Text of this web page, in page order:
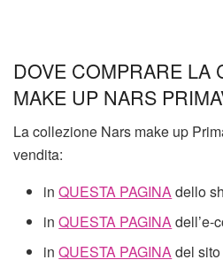
DOVE COMPRARE LA
MAKE UP NARS
La collezione Nars make up
vendita:
inQUESTA PAGINAdello
inQUESTA PAGINAdell’e-
inQUESTA PAGINAdel